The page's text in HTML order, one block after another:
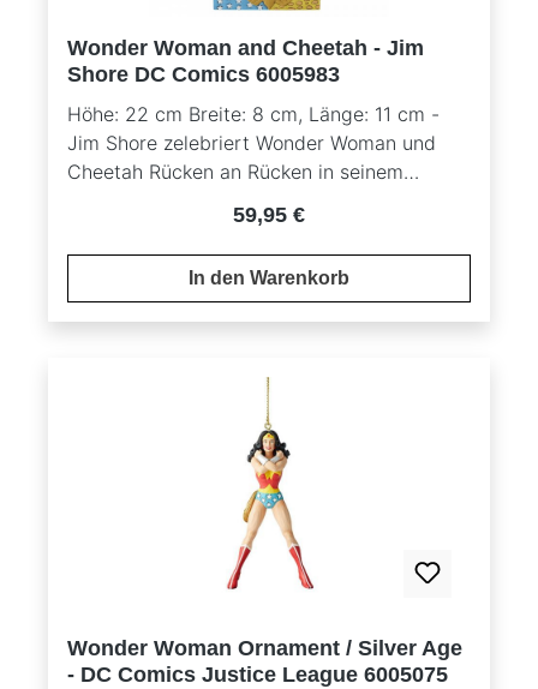
Wonder Woman and Cheetah - Jim
Shore DC Comics 6005983
Höhe: 22 cm Breite: 8 cm, Länge: 11 cm -
Jim Shore zelebriert Wonder Woman und
Cheetah Rücken an Rücken in seinem
dem Volkskunst-Styling. Mit Sicherheit ist
diese Figur ein über Generationen hinweg
geschätztes Geschenk. Material: Kunstharz
Regulärer Preis:
59,95 €
In den Warenkorb
Wonder Woman Ornament / Silver Age
- DC Comics Justice League 6005075